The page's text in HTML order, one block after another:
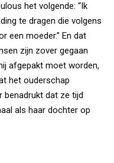
het volgende: “Ik
te dragen die volgens
een moeder.” En dat
zijn zover gegaan
afgepakt moet worden,
het ouderschap
benadrukt dat ze tijd
als haar dochter op